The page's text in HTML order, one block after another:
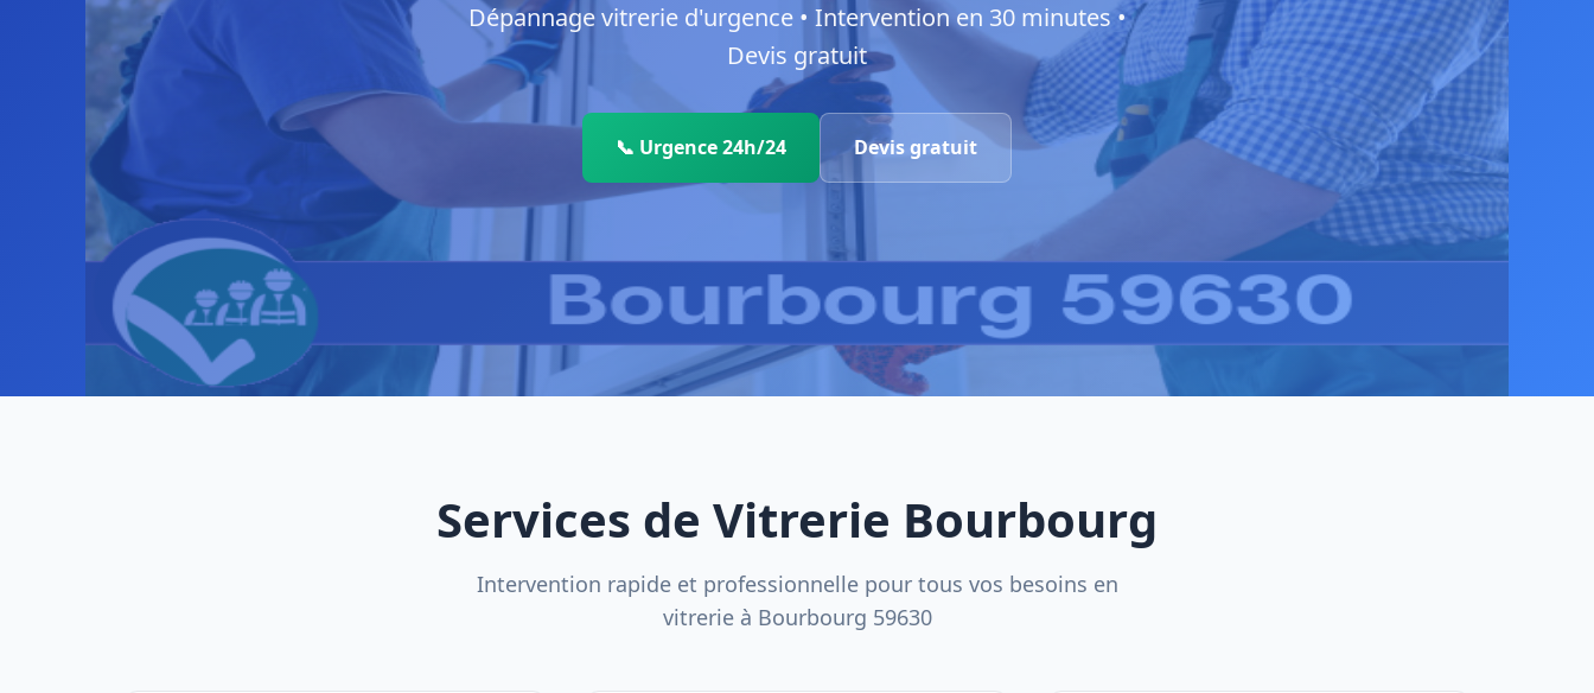
Dépannage vitrerie d'urgence • Intervention en 30 minutes •
Devis gratuit
📞 Urgence 24h/24 Devis gratuit
Services de Vitrerie Bourbourg
Intervention rapide et professionnelle pour tous vos besoins en
vitrerie à Bourbourg 59630